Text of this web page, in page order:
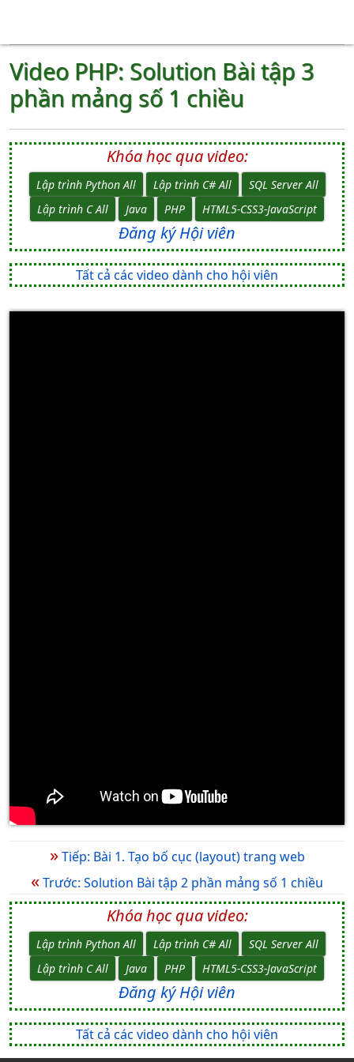
Video PHP: Solution Bài tập 3
phần mảng số 1 chiều
Khóa học qua video:
Lập trình Python All Lập trình C# All
SQL Server All
Lập trình C All
Java PHP HTML5-CSS3-JavaScript
Đăng ký Hội viên
Tất cả các video dành cho hội viên
»Tiếp: Bài 1. Tạo bố cục (layout) trang web
«Trước: Solution Bài tập 2 phần mảng số 1 chiều
Khóa học qua video:
Lập trình Python All Lập trình C# All
SQL Server All
Lập trình C All
Java PHP HTML5-CSS3-JavaScript
Đăng ký Hội viên
Tất cả các video dành cho hội viên